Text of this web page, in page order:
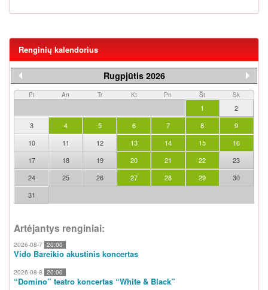
Renginių kalendorius
Rugpjūtis 2026
Pi An Tr Kt Pn Št Sk
1
2
3
4 5 6 7 8
9
10
11 12 13 14 15
16
17
18 19 20 21 22
23
24
25 26 27 28 29
30
31
Artėjantys renginiai:
2026-08-7 20:00
Vido Bareikio akustinis koncertas
2026-08-8 20:00
“Domino” teatro koncertas “White & Black”